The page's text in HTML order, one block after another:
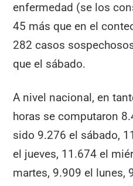
enfermedad (se los
45 más que en el
282 casos
que el sábado.
A nivel nacional, en
horas se computaron
sido 9.276 el sábado,
el jueves, 11.674 el
martes, 9.909 el lunes,